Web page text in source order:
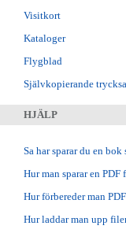
Visitkort
Kataloger
Flygblad
Självkopierande
HJÄLP
Sa har sparar du en
Hur man sparar en
Hur förbereder man
Hur laddar man upp